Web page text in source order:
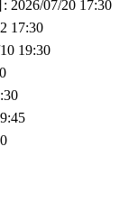
: 2026/07/20 17:30
17:30
19:30